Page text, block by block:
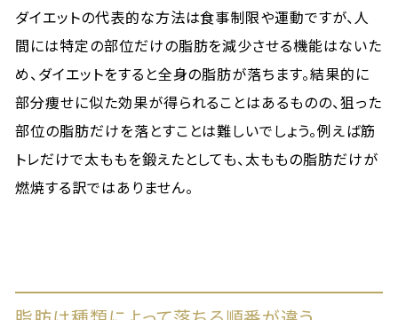
ダイエットの代表的な方法は食事制限や運動ですが、人
間には特定の部位だけの脂肪を減少させる機能はないた
め、ダイエットをすると全身の脂肪が落ちます。結果的に
部分痩せに似た効果が得られることはあるものの、狙った
部位の脂肪だけを落とすことは難しいでしょう。例えば筋
トレだけで太ももを鍛えたとしても、太ももの脂肪だけが
燃焼する訳ではありません。